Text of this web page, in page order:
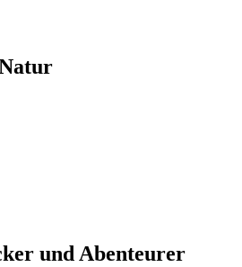
und Abenteurer